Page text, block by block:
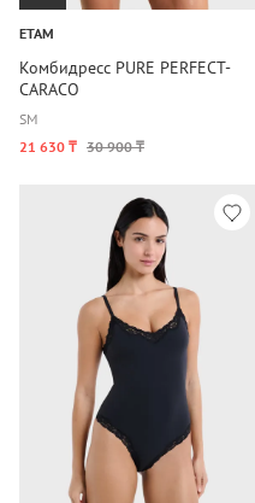
ETAM
Комбидресс PURE PERFECT-
CARACO
SM
21 630 ₸ 30 900 ₸